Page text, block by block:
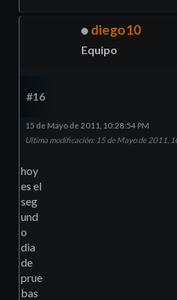
diego10
Equipo
#16
15 de Mayo de 2011, 10:28:54 PM
Ultima modificación: 15 de Mayo de 2011,
hoy
es el
seg
und
o
dia
de
prue
bas